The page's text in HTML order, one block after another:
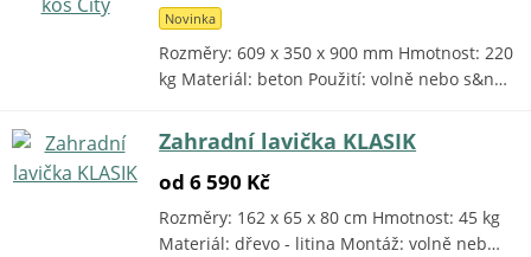
Novinka
Rozměry: 609 x 350 x 900 mm Hmotnost: 220
kg Materiál: beton Použití: volně nebo s&n…
Zahradní lavička KLASIK
od 6 590 Kč
Rozměry: 162 x 65 x 80 cm Hmotnost: 45 kg
Materiál: dřevo - litina Montáž: volně neb…